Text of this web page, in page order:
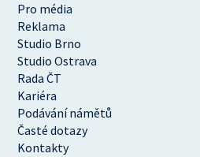
Pro média
Reklama
Studio Brno
Studio Ostrava
Rada ČT
Kariéra
Podávání námětů
Časté dotazy
Kontakty